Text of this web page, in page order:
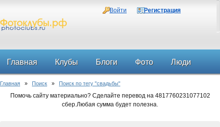
Войти Регистрация
Главная Клубы Блоги Фото Люди
Форум
Главная » Поиск » Поиск по тегу "свадьбы"
Помочь сайту материально? Сделайте перевод на 4817760231077102
сбер.Любая сумма будет полезна.